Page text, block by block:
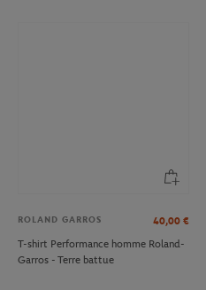
ROLAND GARROS 40,00 €
T-shirt Performance homme Roland-
Garros - Terre battue